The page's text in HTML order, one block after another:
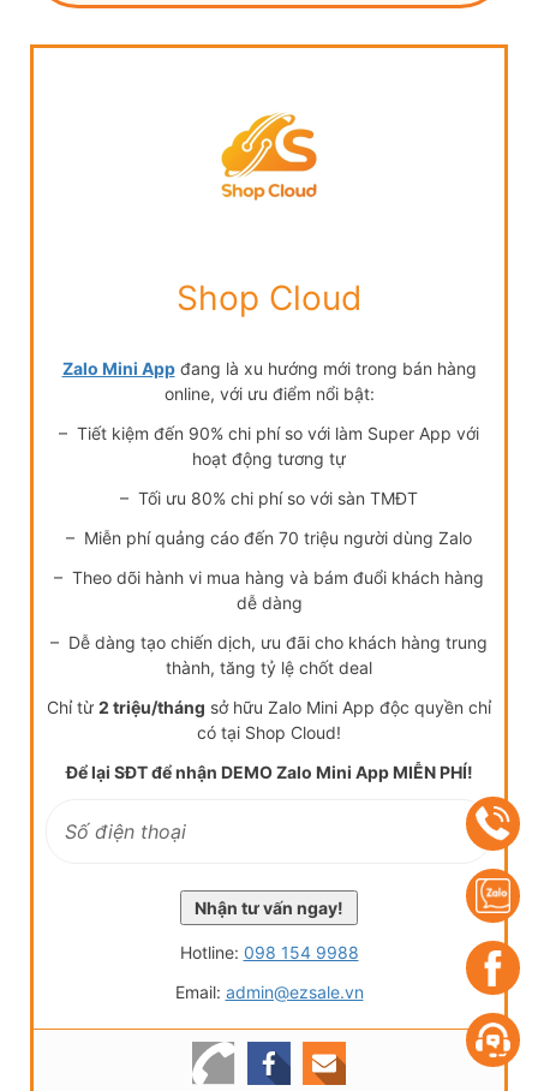
Shop Cloud
Zalo Mini Appđang là xu hướng mới trong bán hàng
online, với ưu điểm nổi bật:
– Tiết kiệm đến 90% chi phí so với làm Super App với
hoạt động tương tự
– Tối ưu 80% chi phí so với sàn TMĐT
– Miễn phí quảng cáo đến 70 triệu người dùng Zalo
– Theo dõi hành vi mua hàng và bám đuổi khách hàng
dễ dàng
– Dễ dàng tạo chiến dịch, ưu đãi cho khách hàng trung
thành, tăng tỷ lệ chốt deal
Chỉ từ 2 triệu/tháng sở hữu Zalo Mini App độc quyền chỉ
có tại Shop Cloud!
Để lại SĐT để nhận DEMO Zalo Mini App MIỄN PHÍ!
Hotline: 098 154 9988
Email: admin@ezsale.vn